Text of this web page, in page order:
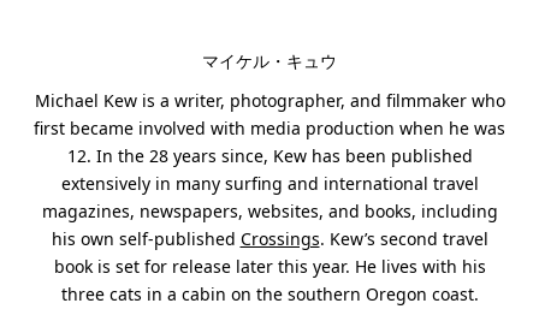
マイケル・キュウ
Michael Kew is a writer, photographer, and filmmaker who
first became involved with media production when he was
12. In the 28 years since, Kew has been published
extensively in many surfing and international travel
magazines, newspapers, websites, and books, including
his own self-published Crossings. Kew’s second travel
book is set for release later this year. He lives with his
three cats in a cabin on the southern Oregon coast.